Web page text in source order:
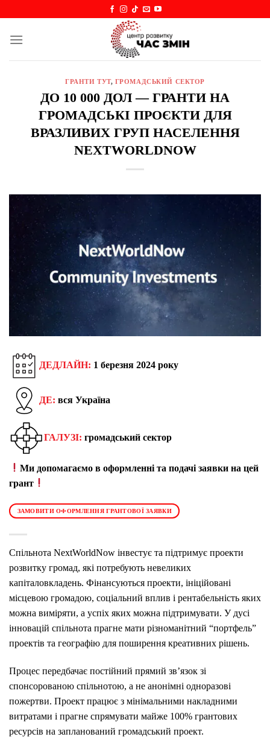
content
ГРАНТИ ТУТ, ГРОМАДСЬКИЙ СЕКТОР
ДО 10 000 ДОЛ — ГРАНТИ НА
ГРОМАДСЬКІ ПРОЄКТИ ДЛЯ
ВРАЗЛИВИХ ГРУП НАСЕЛЕННЯ
NEXTWORLDNOW
ДЕДЛАЙН: 1 березня 2024 року
ДЕ: вся Україна
ГАЛУЗІ: громадський сектор
Ми допомагаємо в оформленні та подачі заявки на цей
грант
ЗАМОВИТИ ОФОРМЛЕННЯ ГРАНТОВОЇ ЗАЯВКИ
Спільнота NextWorldNow інвестує та підтримує проекти
розвитку громад, які потребують невеликих
капіталовкладень. Фінансуються проекти, ініційовані
місцевою громадою, соціальний вплив і рентабельність яких
можна виміряти, а успіх яких можна підтримувати. У дусі
інновацій спільнота прагне мати різноманітний “портфель”
проектів та географію для поширення креативних рішень.
Процес передбачає постійний прямий зв’язок зі
спонсорованою спільнотою, а не анонімні одноразові
пожертви. Проект працює з мінімальними накладними
витратами і прагне спрямувати майже 100% грантових
ресурсів на запланований громадський проект.